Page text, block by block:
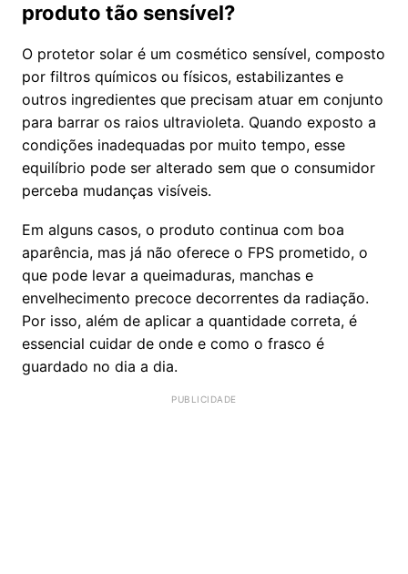
produto tão sensível?
O protetor solar é um cosmético sensível, composto
por filtros químicos ou físicos, estabilizantes e
outros ingredientes que precisam atuar em conjunto
para barrar os raios ultravioleta. Quando exposto a
condições inadequadas por muito tempo, esse
equilíbrio pode ser alterado sem que o consumidor
perceba mudanças visíveis.
Em alguns casos, o produto continua com boa
aparência, mas já não oferece o FPS prometido, o
que pode levar a queimaduras, manchas e
envelhecimento precoce decorrentes da radiação.
Por isso, além de aplicar a quantidade correta, é
essencial cuidar de onde e como o frasco é
guardado no dia a dia.